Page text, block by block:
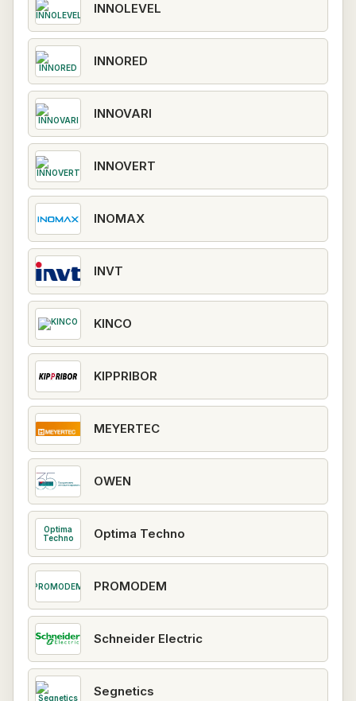
INNOLEVEL
INNORED
INNOVARI
INNOVERT
INOMAX
INVT
KINCO
KIPPRIBOR
MEYERTEC
OWEN
Optima
Techno
Optima Techno
PROMODEM PROMODEM
Schneider Electric
Segnetics